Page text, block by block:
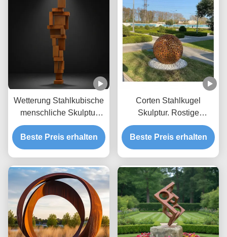
Wetterung Stahlkubische
menschliche Skulptur
Große Metallstatue für
öffentliche Kunst
Beste Preis erhalten
Corten Stahlkugel
Skulptur. Rostige
Metallgartenkugel für
Außendekorationen.
Beste Preis erhalten